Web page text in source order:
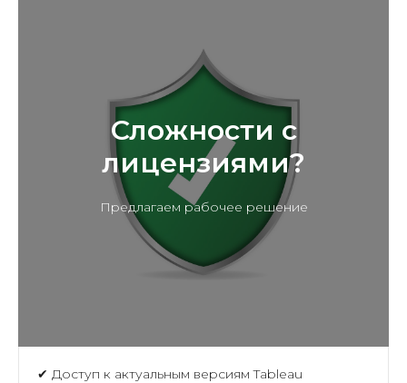
Сложности с
лицензиями?
Предлагаем рабочее решение
✔ Доступ к актуальным версиям Tableau